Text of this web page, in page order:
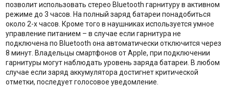
позволит использовать стерео Bluetooth гарнитуру в активном
режиме до 3 часов. На полный заряд батареи понадобиться
около 2-х часов. Кроме того в наушниках используется умное
управление питанием – в случае если гарнитура не
подключена по Bluetooth она автоматически отключится через
8 минут. Владельцы смартфонов от Apple, при подключении
гарнитуры могут наблюдать уровень заряда батареи. В любом
случае если заряд аккумулятора достигнет критической
отметки, последует голосовое уведомление.